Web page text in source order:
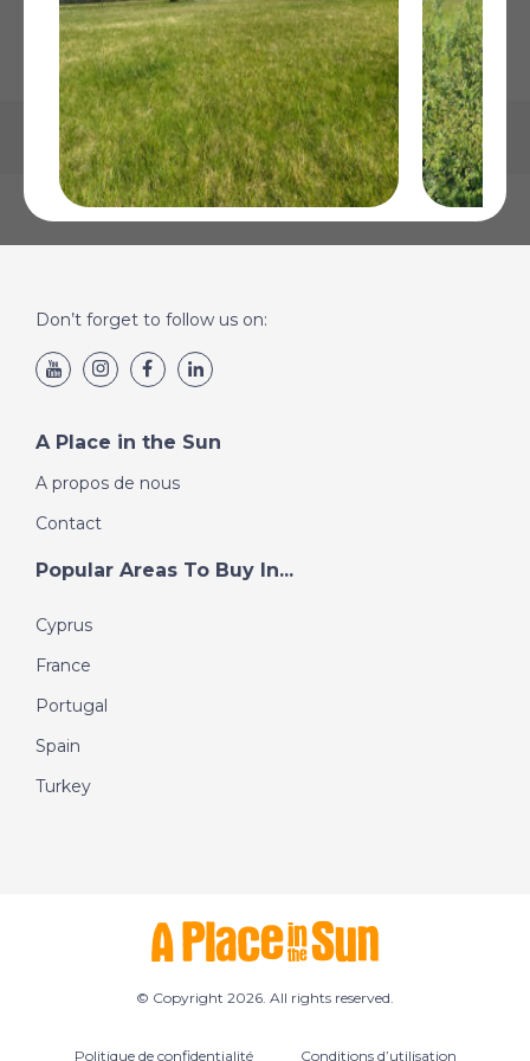
La carte peut ne pas indiquer l'emplacement exact
Bourdeilles, Dordogne
Plus de Détails
Don’t forget to follow us on:
A Place in the Sun
A propos de nous
Contact
Popular Areas To Buy In...
Cyprus
France
Portugal
Spain
Turkey
© Copyright 2026. All rights reserved.
Politique de confidentialité Conditions d’utilisation